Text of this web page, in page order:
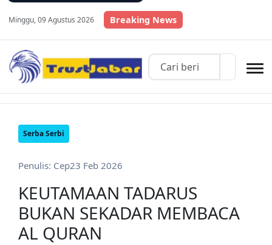
Minggu, 09 Agustus 2026 Breaking News
Serba Serbi
Penulis: Cep23 Feb 2026
KEUTAMAAN TADARUS
BUKAN SEKADAR MEMBACA
AL QURAN